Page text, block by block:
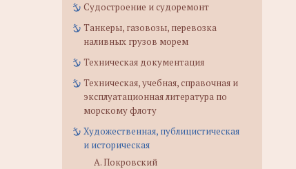
Судостроение и судоремонт
Танкеры, газовозы, перевозка
наливных грузов морем
Техническая документация
Техническая, учебная, справочная и
эксплуатационная литература по
морскому флоту
Художественная, публицистическая
и историческая
А. Покровский